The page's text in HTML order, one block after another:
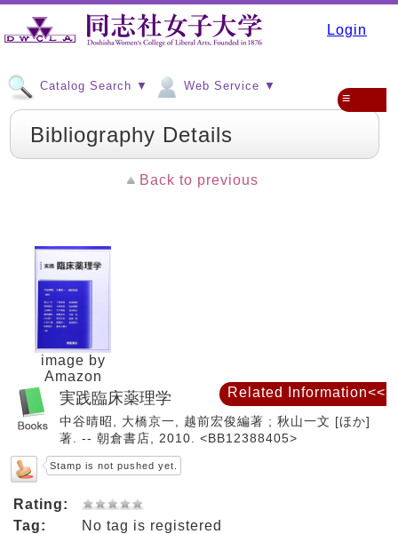
Login
Catalog Search ▼ Web Service ▼
≡
Bibliography Details
Back to previous
image by
Amazon
実践臨床薬理学
中谷晴昭, 大橋京一, 越前宏俊編著 ; 秋山一文 [ほか]
著. -- 朝倉書店, 2010. <BB12388405>
Stamp is not pushed yet.
Rating:
Tag:
No tag is registered
Related Information<<